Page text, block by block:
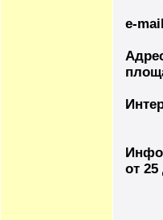
e-
от 25